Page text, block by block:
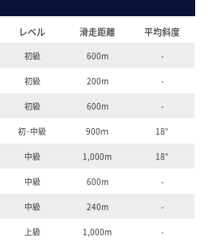
レベル 滑走距離 平均斜度
初級 600m -
初級 200m -
初級 600m -
初･中級 900ｍ 18°
中級 1,000m 18°
中級 600m -
中級 240m -
上級 1,000m -